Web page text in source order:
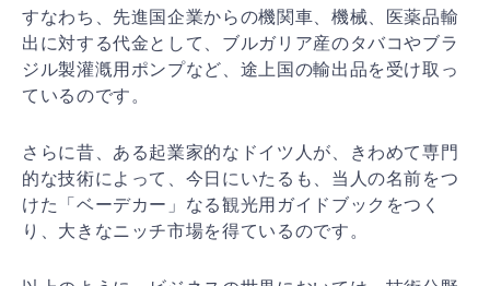
すなわち、先進国企業からの機関車、機械、医薬品輸
出に対する代金として、ブルガリア産のタバコやブラ
ジル製灌漑用ポンプなど、途上国の輸出品を受け取っ
ているのです 。
さらに昔、ある起業家的なドイツ人が、きわめて専門
的な技術によって、今日にいたるも、当人の名前をつ
けた「ベーデカー」なる観光用ガイドブックをつく
り、大きなニッチ市場を得ているのです。